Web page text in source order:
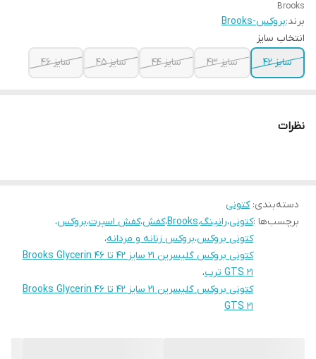
Brooks
برند:بروکس-Brooks
انتخاب سایز
سایز ۴۲
سایز ۴۳ سایز ۴۴ سایز ۴۵ سایز ۴۶
نظرات
دسته‌بندی:کتونی
برچسب‌ها :کتونی،رانینگ،Brooks،کفش،کفش اسپرت،بروکس،
کتونی بروکس،بروکس زنانه و مردانه،
کتونی بروکس گلیسرین 21 سایز ۴۲ تا ۴۶ Brooks Glycerin
GTS 21 ترب
،
کتونی بروکس گلیسرین 21 سایز ۴۲ تا ۴۶ Brooks Glycerin
GTS 21